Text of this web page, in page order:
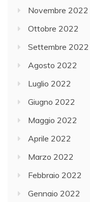
Novembre 2022
Ottobre 2022
Settembre 2022
Agosto 2022
Luglio 2022
Giugno 2022
Maggio 2022
Aprile 2022
Marzo 2022
Febbraio 2022
Gennaio 2022